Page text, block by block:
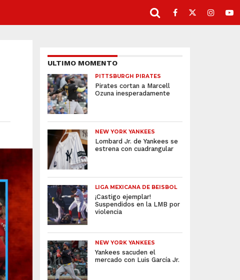
ULTIMO MOMENTO
PITTSBURGH PIRATES
Pirates cortan a Marcell
Ozuna inesperadamente
NEW YORK YANKEES
Lombard Jr. de Yankees se
estrena con cuadrangular
LIGA MEXICANA DE BEISBOL
¡Castigo ejemplar!
Suspendidos en la LMB por
violencia
NEW YORK YANKEES
Yankees sacuden el
mercado con Luis García Jr.